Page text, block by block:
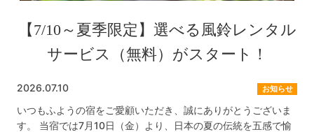
【7/10～夏季限定】選べる風鈴レンタル
サービス（無料）がスタート！
2026.07.10 お知らせ
いつもふようの宿をご愛顧いただき、誠にありがとうございま
す。 当宿では7月10日（金）より、日本の夏の伝統を五感で愉